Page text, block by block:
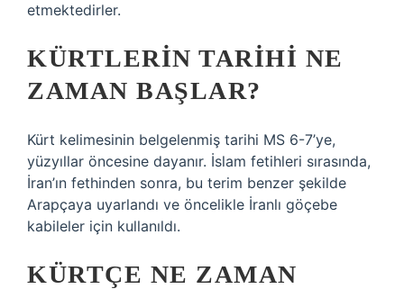
etmektedirler.
KÜRTLERIN TARIHI NE
ZAMAN BAŞLAR?
Kürt kelimesinin belgelenmiş tarihi MS 6-7’ye,
yüzyıllar öncesine dayanır. İslam fetihleri ​​sırasında,
İran’ın fethinden sonra, bu terim benzer şekilde
Arapçaya uyarlandı ve öncelikle İranlı göçebe
kabileler için kullanıldı.
KÜRTÇE NE ZAMAN